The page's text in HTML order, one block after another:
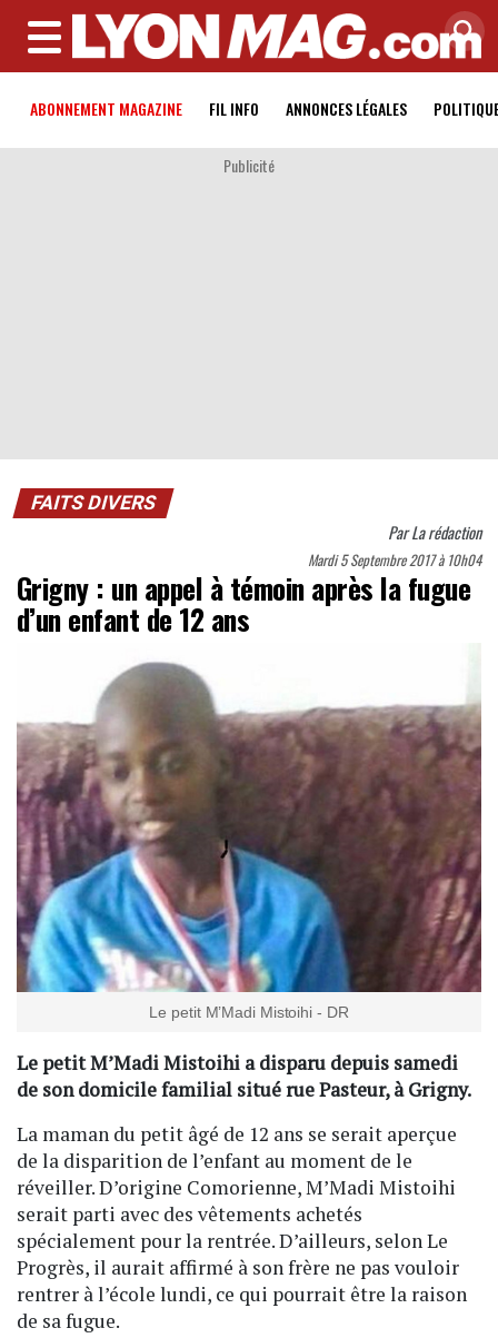
MENU
ABONNEMENT MAGAZINE FIL INFO ANNONCES LÉGALES
Publicité
FAITS DIVERS
ParLa rédaction
Mardi 5 Septembre 2017 à 10h04
Grigny : un appel à témoin après la fugue
d’un enfant de 12 ans
Le petit M’Madi Mistoihi - DR
Le petit M’Madi Mistoihi a disparu depuis samedi
de son domicile familial situé rue Pasteur, à Grigny.
La maman du petit âgé de 12 ans se serait aperçue
de la disparition de l’enfant au moment de le
réveiller. D’origine Comorienne, M’Madi Mistoihi
serait parti avec des vêtements achetés
spécialement pour la rentrée. D’ailleurs, selon Le
Progrès, il aurait affirmé à son frère ne pas vouloir
rentrer à l’école lundi, ce qui pourrait être la raison
de sa fugue.